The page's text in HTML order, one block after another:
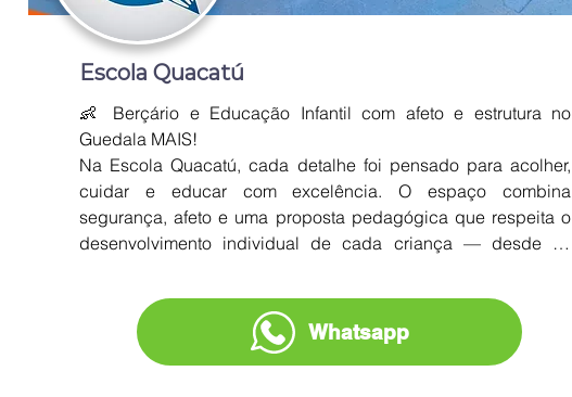
Escola Quacatú
👶 Berçário e Educação Infantil com afeto e estrutura no
Guedala MAIS!
Na Escola Quacatú, cada detalhe foi pensado para acolher,
cuidar e educar com excelência. O espaço combina
segurança, afeto e uma proposta pedagógica que respeita o
desenvolvimento individual de cada criança — desde os
conhecimento.
Whatsapp